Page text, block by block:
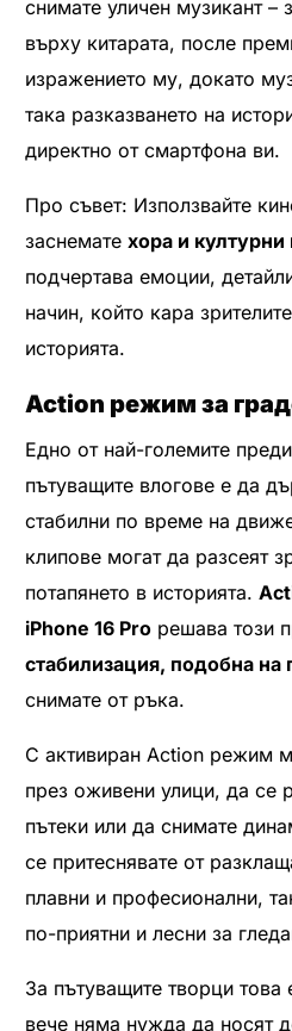
снимате уличен музикант –
върху китарата, после
изражението му, докато
така разказването на
директно от смартфона ви.
Про съвет: Използвайте
заснематехора и
подчертава емоции,
начин, който кара
историята.
Action режим за
Едно от най-големите
пътуващите влогове е да
стабилни по време на
клипове могат да разсеят
потапянето в историята.
iPhone 16 Pro решава този
стабилизация, подобна на
снимате от ръка.
С активиран Action режим
през оживени улици, да се
пътеки или да снимате
се притеснявате от
плавни и професионални,
по-приятни и лесни за
За пътуващите творци това
вече няма нужда да носят